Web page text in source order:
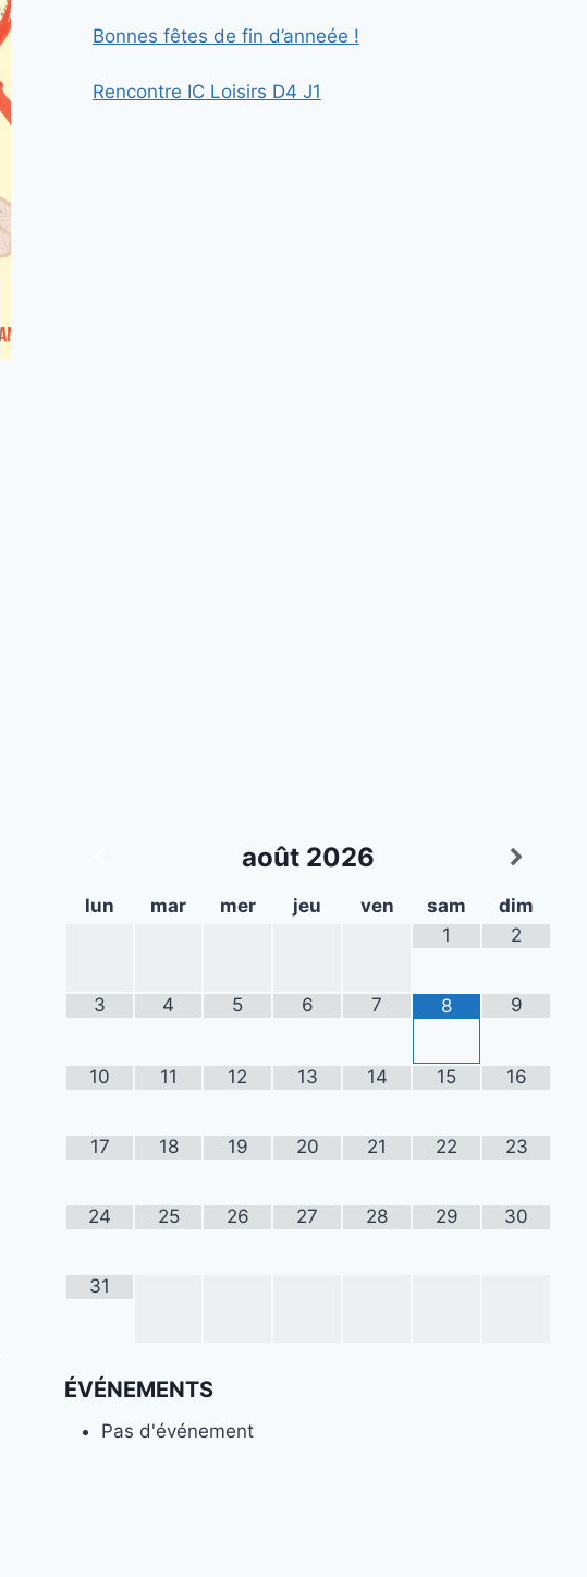
Bonnes fêtes de fin d’anneée !
Rencontre IC Loisirs D4 J1
août 2026
lun mar mer jeu ven sam
dim
1
2
3 4 5 6 7 8 9
10 11 12 13 14 15 16
17 18 19 20 21 22 23
24 25 26 27 28 29 30
31
ÉVÉNEMENTS
Pas d'événement